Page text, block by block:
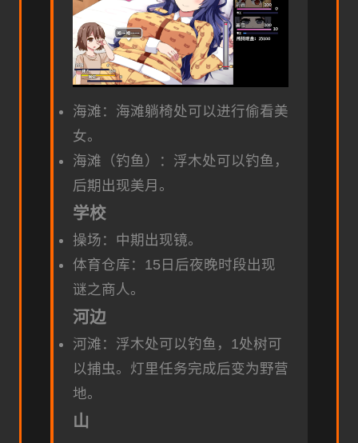
海滩：海滩躺椅处可以进行偷看美
女。
海滩（钓鱼）：浮木处可以钓鱼，
后期出现美月。
学校
操场：中期出现镜。
体育仓库：15日后夜晚时段出现
谜之商人。
河边
河滩：浮木处可以钓鱼，1处树可
以捕虫。灯里任务完成后变为野营
地。
山